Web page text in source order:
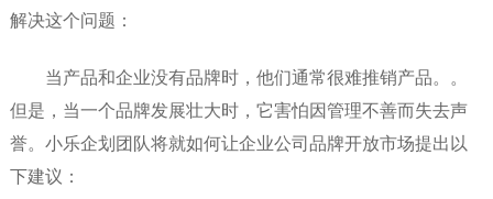
解决这个问题：
当产品和企业没有品牌时，他们通常很难推销产品。。
但是，当一个品牌发展壮大时，它害怕因管理不善而失去声
誉。小乐企划团队将就如何让企业公司品牌开放市场提出以
下建议：